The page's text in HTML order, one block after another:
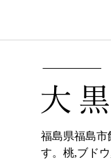
福島県福島市
す。桃,ブド